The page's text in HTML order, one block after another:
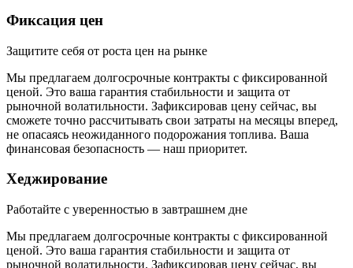
Фиксация цен
Защитите себя от роста цен на рынке
Мы предлагаем долгосрочные контракты с фиксированной
ценой. Это ваша гарантия стабильности и защита от
рыночной волатильности. Зафиксировав цену сейчас, вы
сможете точно рассчитывать свои затраты на месяцы вперед,
не опасаясь неожиданного подорожания топлива. Ваша
финансовая безопасность — наш приоритет.
Хеджирование
Работайте с уверенностью в завтрашнем дне
Мы предлагаем долгосрочные контракты с фиксированной
ценой. Это ваша гарантия стабильности и защита от
рыночной волатильности. Зафиксировав цену сейчас, вы